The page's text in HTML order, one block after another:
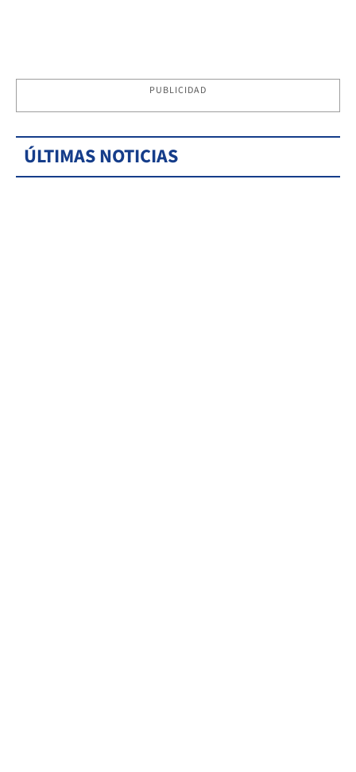
PUBLICIDAD
ÚLTIMAS NOTICIAS